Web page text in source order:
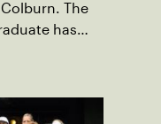
The
has
around her